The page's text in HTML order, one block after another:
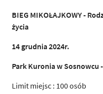
BIEG MIKOŁAJKOWY -
życia
14 grudnia 2024r.
Park Kuronia w Sosnowcu
Limit miejsc : 100 osób